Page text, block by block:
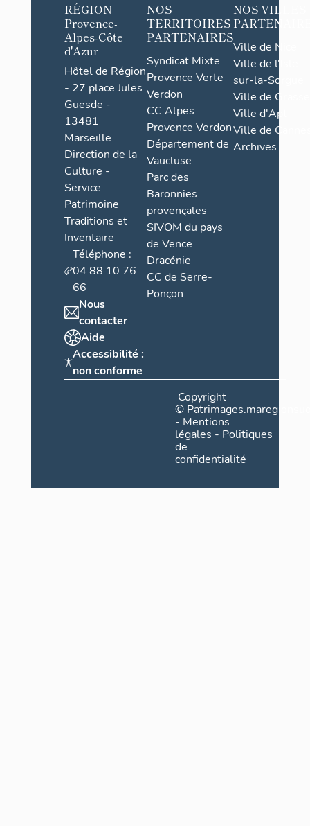
RÉGION
Provence-
Alpes-Côte
d'Azur
Hôtel de Région
- 27 place Jules
Guesde -
13481
Marseille
Direction de la
Culture -
Service
Patrimoine
Traditions et
Inventaire
Téléphone :
04 88 10 76
66
Nous
contacter
Aide
Accessibilité :
non conforme
NOS
TERRITOIRES
PARTENAIRES
Syndicat Mixte
Provence Verte
Verdon
CC Alpes
Provence Verdon
Département de
Vaucluse
Parc des
Baronnies
provençales
SIVOM du pays
de Vence
Dracénie
CC de Serre-
Ponçon
NOS VILLES
Ville de Nice
Ville de l'Isle-
sur-la-Sorgue
Ville de Grasse
Ville d'Apt
Ville de
Archives
Copyright
©
- Mentions
légales - Politiques
de
confidentialité